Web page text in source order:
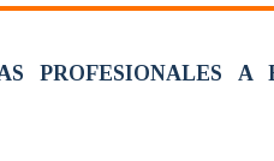
PROFESIONALES A